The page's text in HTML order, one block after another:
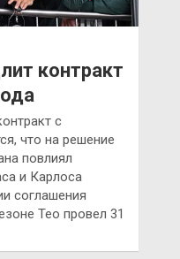
контракт
с
что на решение
повлиял
и Карлоса
соглашения
Тео провел 31